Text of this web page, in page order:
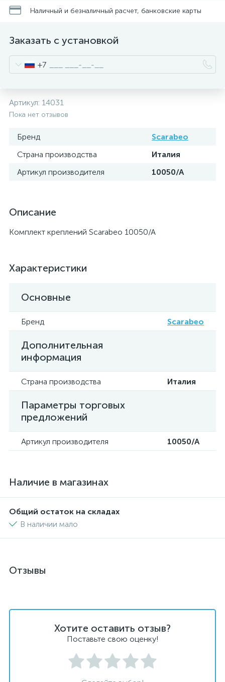
Наличный и безналичный расчет, банковские карты
Заказать с установкой
+7
Артикул: 14031
Пока нет отзывов
Бренд
Scarabeo
Страна производства
Италия
Артикул производителя
10050/A
Описание
Комплект креплений Scarabeo 10050/A
Характеристики
Основные
Бренд Scarabeo
Дополнительная
информация
Страна производства Италия
Параметры торговых
предложений
Артикул производителя 10050/A
Наличие в магазинах
Общий остаток на складах
В наличии мало
Отзывы
Хотите оставить отзыв?
Поставьте свою оценку!